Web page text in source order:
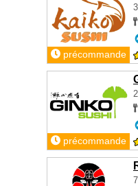
précommande
précommande